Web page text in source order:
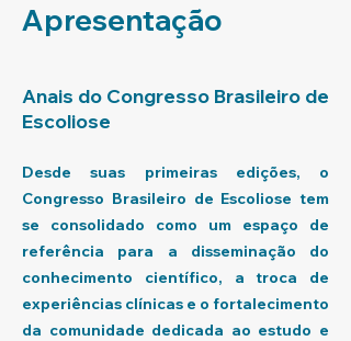
Apresentação
Anais do Congresso Brasileiro de
Escoliose
Desde suas primeiras edições, o
Congresso Brasileiro de Escoliose tem
se consolidado como um espaço de
referência para a disseminação do
conhecimento científico, a troca de
experiências clínicas e o fortalecimento
da comunidade dedicada ao estudo e